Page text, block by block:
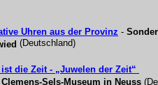
Uhren aus der Provinz -
(Deutschland)
die Zeit - „Juwelen der Zeit“
Sels-Museum in Neuss